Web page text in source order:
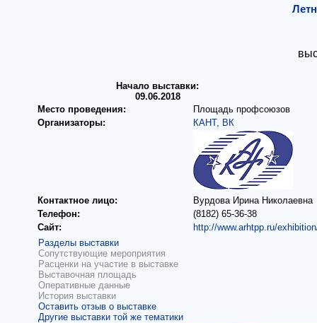
Начало выставки:
09.06.2018
Место проведения:
Площадь профсоюзов
Организаторы:
КАНТ, ВК
Контактное лицо:
Вурдова Ирина Николаевна
Телефон:
(8182) 65-36-38
Сайт:
http://www.arhtpp.ru/
Разделы выставки
Сопутствующие мероприятия
Расценки на участие в выставке
Выставочная площадь
Оперативные данные
История выставки
Оставить отзыв о выставке
Другие выставки той же тематики